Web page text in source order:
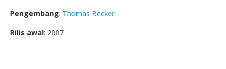
Pengembang: Thomas Becker
Rilis awal: 2007